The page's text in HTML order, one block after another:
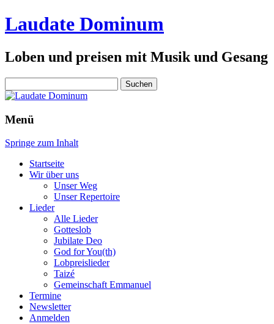
Laudate Dominum
Loben und preisen mit Musik und Gesang
nach:
Menü
Springe zum Inhalt
Startseite
Wir über uns
Unser Weg
Unser Repertoire
Lieder
Alle Lieder
Gotteslob
Jubilate Deo
God for You(th)
Lobpreislieder
Taizé
Gemeinschaft Emmanuel
Termine
Newsletter
Anmelden